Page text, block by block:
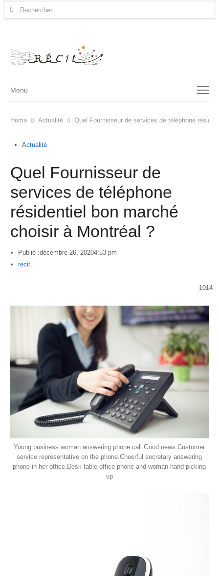
Rechercher :
Menu
Menu
Home Actualité Quel Fournisseur de services de téléphone
Actualité
Quel Fournisseur de
services de téléphone
résidentiel bon marché
choisir à Montréal ?
Publié :décembre 26, 20204:53 pm
Author
recit
1014
Young business woman answering phone call.Good news.Customer
service representative on the phone.Cheerful secretary answering
phone in her office.Desk table office phone and woman hand picking
up